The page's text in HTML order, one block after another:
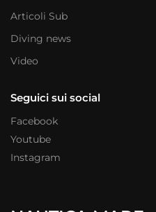
Articoli Sub
Diving news
Video
Seguici sui social
Facebook
Youtube
Instagram